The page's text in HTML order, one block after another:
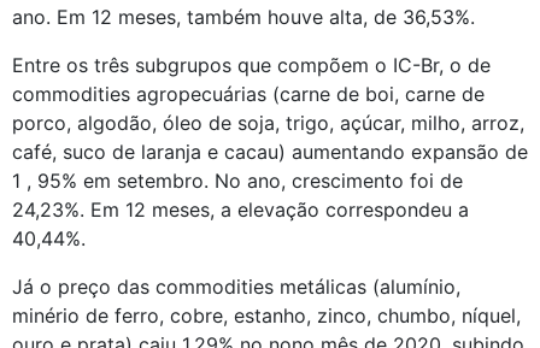
ano. Em 12 meses, também houve alta, de 36,53%.
Entre os três subgrupos que compõem o IC-Br, o de
commodities agropecuárias (carne de boi, carne de
porco, algodão, óleo de soja, trigo, açúcar, milho, arroz,
café, suco de laranja e cacau) aumentando expansão de
1 , 95% em setembro. No ano, crescimento foi de
24,23%. Em 12 meses, a elevação correspondeu a
40,44%.
Já o preço das commodities metálicas (alumínio,
minério de ferro, cobre, estanho, zinco, chumbo, níquel,